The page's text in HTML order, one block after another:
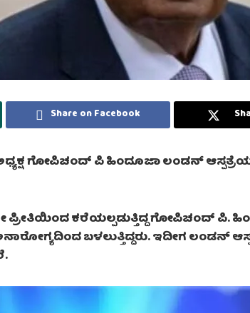
Share on Facebook
ಗೋಪಿಚಂದ್ ಪಿ ಹಿಂದೂಜಾ ಲಂಡನ್
ಪ್ರೀತಿಯಿಂದ ಕರೆಯಲ್ಪಡುತ್ತಿದ್ದ ಗೋಪಿಚಂದ್ ಪಿ.
ಬಳಲುತ್ತಿದ್ದರು. ಇದೀಗ ಲಂಡನ್